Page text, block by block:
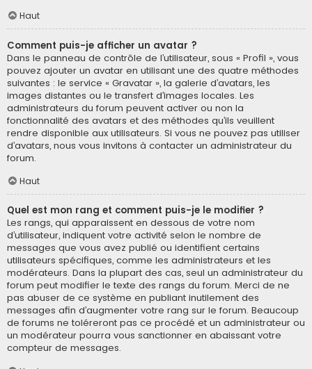
Haut
Comment puis-je afficher un avatar ?
Dans le panneau de contrôle de l’utilisateur, sous « Profil », vous
pouvez ajouter un avatar en utilisant une des quatre méthodes
suivantes : le service « Gravatar », la galerie d’avatars, les
images distantes ou le transfert d’images locales. Les
administrateurs du forum peuvent activer ou non la
fonctionnalité des avatars et des méthodes qu’ils veuillent
rendre disponible aux utilisateurs. Si vous ne pouvez pas utiliser
d’avatars, nous vous invitons à contacter un administrateur du
forum.
Haut
Quel est mon rang et comment puis-je le modifier ?
Les rangs, qui apparaissent en dessous de votre nom
d’utilisateur, indiquent votre activité selon le nombre de
messages que vous avez publié ou identifient certains
utilisateurs spécifiques, comme les administrateurs et les
modérateurs. Dans la plupart des cas, seul un administrateur du
forum peut modifier le texte des rangs du forum. Merci de ne
pas abuser de ce système en publiant inutilement des
messages afin d’augmenter votre rang sur le forum. Beaucoup
de forums ne toléreront pas ce procédé et un administrateur ou
un modérateur pourra vous sanctionner en abaissant votre
compteur de messages.